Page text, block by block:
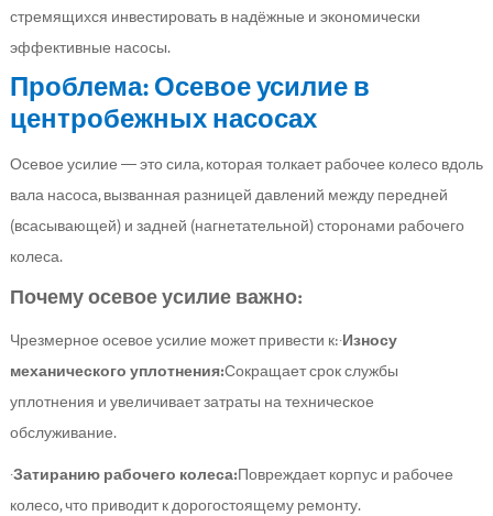
стремящихся инвестировать в надёжные и экономически
эффективные насосы.
Проблема: Осевое усилие в
центробежных насосах
Осевое усилие — это сила, которая толкает рабочее колесо вдоль
вала насоса, вызванная разницей давлений между передней
(всасывающей) и задней (нагнетательной) сторонами рабочего
колеса.
Почему осевое усилие важно:
Чрезмерное осевое усилие может привести к:·Износу
механического уплотнения:Сокращает срок службы
уплотнения и увеличивает затраты на техническое
обслуживание.
·Затиранию рабочего колеса:Повреждает корпус и рабочее
колесо, что приводит к дорогостоящему ремонту.